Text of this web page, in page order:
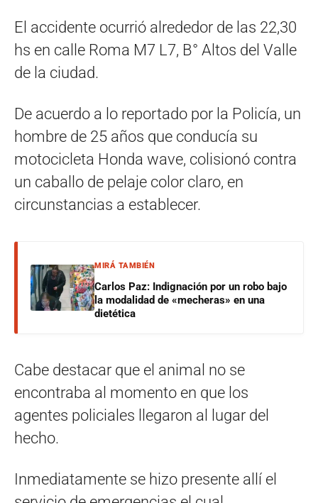
El accidente ocurrió alrededor de las 22,30
hs en calle Roma M7 L7, B° Altos del Valle
de la ciudad.
De acuerdo a lo reportado por la Policía, un
hombre de 25 años que conducía su
motocicleta Honda wave, colisionó contra
un caballo de pelaje color claro, en
circunstancias a establecer.
MIRÁ TAMBIÉN
Carlos Paz: Indignación por un robo bajo
la modalidad de «mecheras» en una
dietética
Cabe destacar que el animal no se
encontraba al momento en que los
agentes policiales llegaron al lugar del
hecho.
Inmediatamente se hizo presente allí el